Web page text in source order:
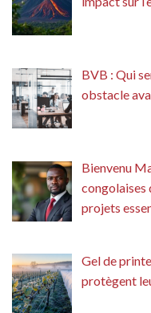
BVB : Qui
obstacle
Bienvenu
congolaises
projets
Gel de
protègent